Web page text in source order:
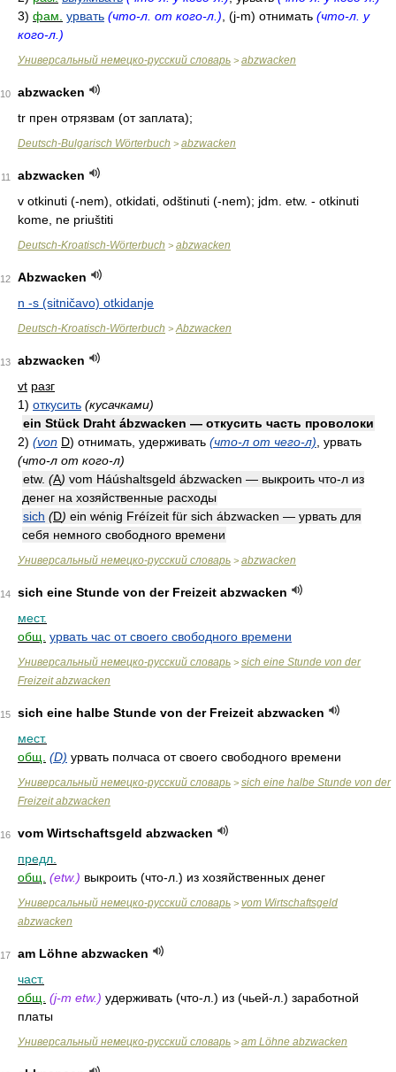
3) фам. урвать (что-л. от кого-л.) , (j-m) отнимать (что-л. у
кого-л.)
Универсальный немецко-русский словарь > abzwacken
10
abzwacken
tr прен отрязвам (от заплата);
Deutsch-Bulgarisch Wörterbuch > abzwacken
11
abzwacken
v otkinuti (-nem), otkidati, odštinuti (-nem); jdm. etw. - otkinuti
kome, ne priuštiti
Deutsch-Kroatisch-Wörterbuch > abzwacken
12
Abzwacken
n -s (sitničavo) otkidanje
Deutsch-Kroatisch-Wörterbuch > Abzwacken
13
abzwacken
vt разг
1) откусить (кусачками)
ein Stück Draht ábzwacken — откусить часть проволоки
2) (von D) отнимать, удерживать (что-л от чего-л) , урвать
(что-л от кого-л)
etw. (A) vom Háúshaltsgeld ábzwacken — выкроить что-л из
денег на хозяйственные расходы
sich (D) ein wénig Fréízeit für sich ábzwacken — урвать для
себя немного свободного времени
Универсальный немецко-русский словарь > abzwacken
14
sich eine Stunde von der Freizeit abzwacken
мест.
общ. урвать час от своего свободного времени
Универсальный немецко-русский словарь > sich eine Stunde von der
Freizeit abzwacken
15
sich eine halbe Stunde von der Freizeit abzwacken
мест.
общ. (D) урвать полчаса от своего свободного времени
Универсальный немецко-русский словарь > sich eine halbe Stunde von der
Freizeit abzwacken
16
vom Wirtschaftsgeld abzwacken
предл.
общ. (etw.) выкроить (что-л.) из хозяйственных денег
Универсальный немецко-русский словарь > vom Wirtschaftsgeld
abzwacken
17
am Löhne abzwacken
част.
общ. (j-m etw.) удерживать (что-л.) из (чьей-л.) заработной
платы
Универсальный немецко-русский словарь > am Löhne abzwacken